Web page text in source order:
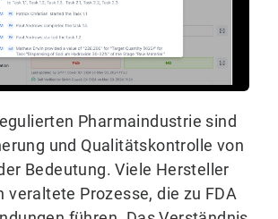
Pharmaindustrie sind
und Qualitätskontrolle von
Bedeutung. Viele Hersteller
veraltete Prozesse, die zu FDA